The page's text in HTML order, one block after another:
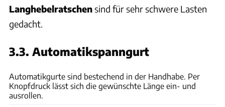
Langhebelratschensind für sehr schwere Lasten
gedacht.
3.3. Automatikspanngurt
Automatikgurte sind bestechend in der Handhabe. Per
Knopfdruck lässt sich die gewünschte Länge ein- und
ausrollen.